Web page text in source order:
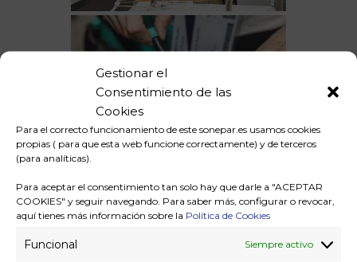
Gestionar el
Consentimiento de las
Cookies
Para el correcto funcionamiento de este sonepar.es usamos cookies
propias ( para que esta web funcione correctamente) y de terceros
(para analíticas).
Para aceptar el consentimiento tan solo hay que darle a "ACEPTAR
COOKIES" y seguir navegando. Para saber más, configurar o revocar,
aquí tienes más información sobre la Política de Cookies
Funcional Siempre activo